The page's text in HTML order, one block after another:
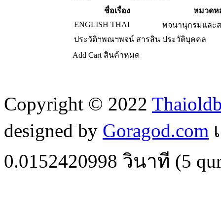
ชื่อเรื่อง
หมวดห
ENGLISH THAI
พจนานุกรมและ
ประวัติฯพณฯพจน์ สารสิน ประวัติบุคคล
Add Cart สินค้าหมด
Copyright © 2022
designed by Goragod.com
0.0152420998 วินาที (5